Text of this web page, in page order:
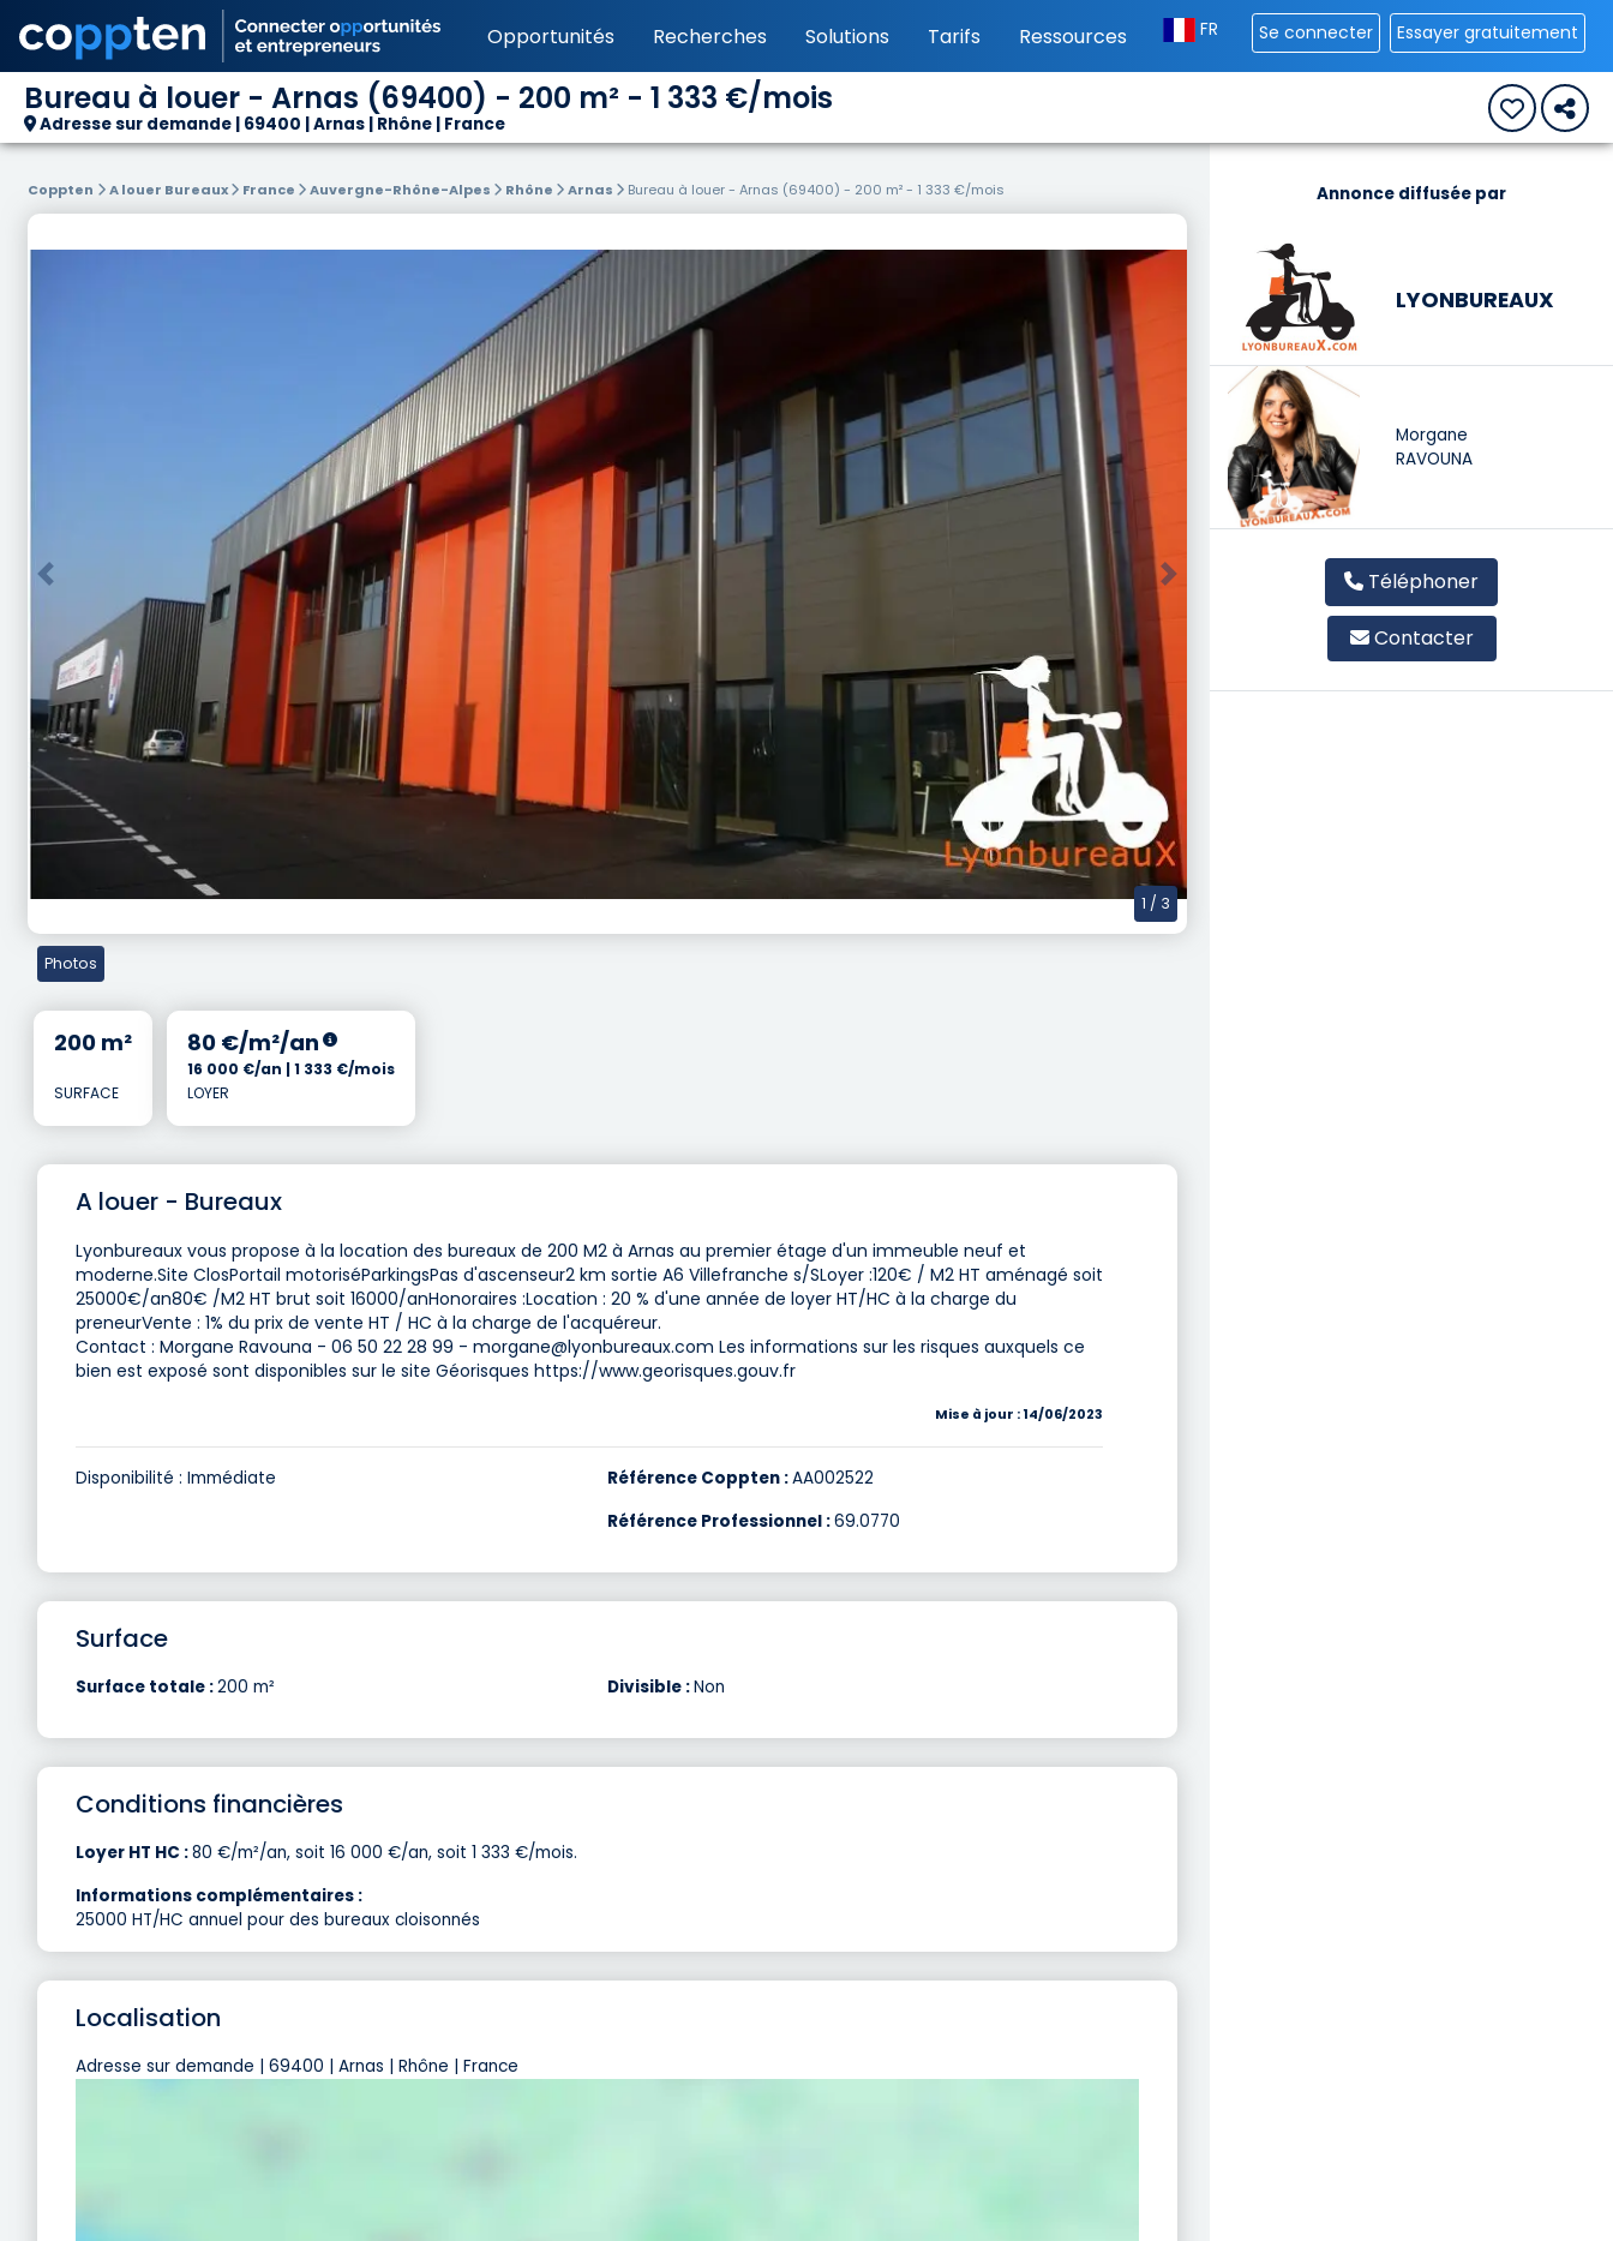
Opportunités Recherches Solutions Tarifs Ressources FR Se connecter Essayer gratuitement
Bureau à louer - Arnas (69400) - 200 m² - 1 333 €/mois
Adresse sur demande | 69400 | Arnas | Rhône | France
Coppten A louer Bureaux France Auvergne-Rhône-Alpes Rhône Arnas Bureau à louer - Arnas (69400) - 200 m² - 1 333 €/mois
Previous Next
1 / 3
Photos
200 m²
SURFACE
80 €/m²/an
16 000 €/an | 1 333 €/mois
LOYER
A louer - Bureaux
Lyonbureaux vous propose à la location des bureaux de 200 M2 à Arnas au premier étage d'un immeuble neuf et
moderne.Site ClosPortail motoriséParkingsPas d'ascenseur2 km sortie A6 Villefranche s/SLoyer :120€ / M2 HT aménagé soit
25000€/an80€ /M2 HT brut soit 16000/anHonoraires :Location : 20 % d'une année de loyer HT/HC à la charge du
preneurVente : 1% du prix de vente HT / HC à la charge de l'acquéreur.
Contact : Morgane Ravouna - 06 50 22 28 99 - morgane@lyonbureaux.com Les informations sur les risques auxquels ce
bien est exposé sont disponibles sur le site Géorisques https://www.georisques.gouv.fr
Mise à jour : 14/06/2023
Disponibilité : Immédiate Référence Coppten :AA002522
Référence Professionnel :69.0770
Surface
Surface totale :200 m² Divisible :Non
Conditions financières
Loyer HT HC :80 €/m²/an, soit 16 000 €/an, soit 1 333 €/mois.
Informations complémentaires :
25000 HT/HC annuel pour des bureaux cloisonnés
Localisation
Adresse sur demande | 69400 | Arnas | Rhône | France
Annonce diffusée par
LYONBUREAUX
Morgane
RAVOUNA
Téléphoner
Contacter